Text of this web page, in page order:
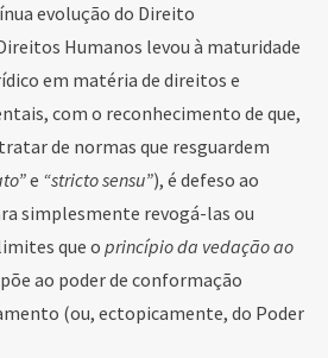
evolução do Direito
Humanos levou à maturidade
em matéria de direitos e
com o reconhecimento de que,
de normas que resguardem
e “stricto sensu”), é defeso ao
simplesmente revogá-las ou
que o princípio da vedação ao
ao poder de conformação
(ou, ectopicamente, do Poder